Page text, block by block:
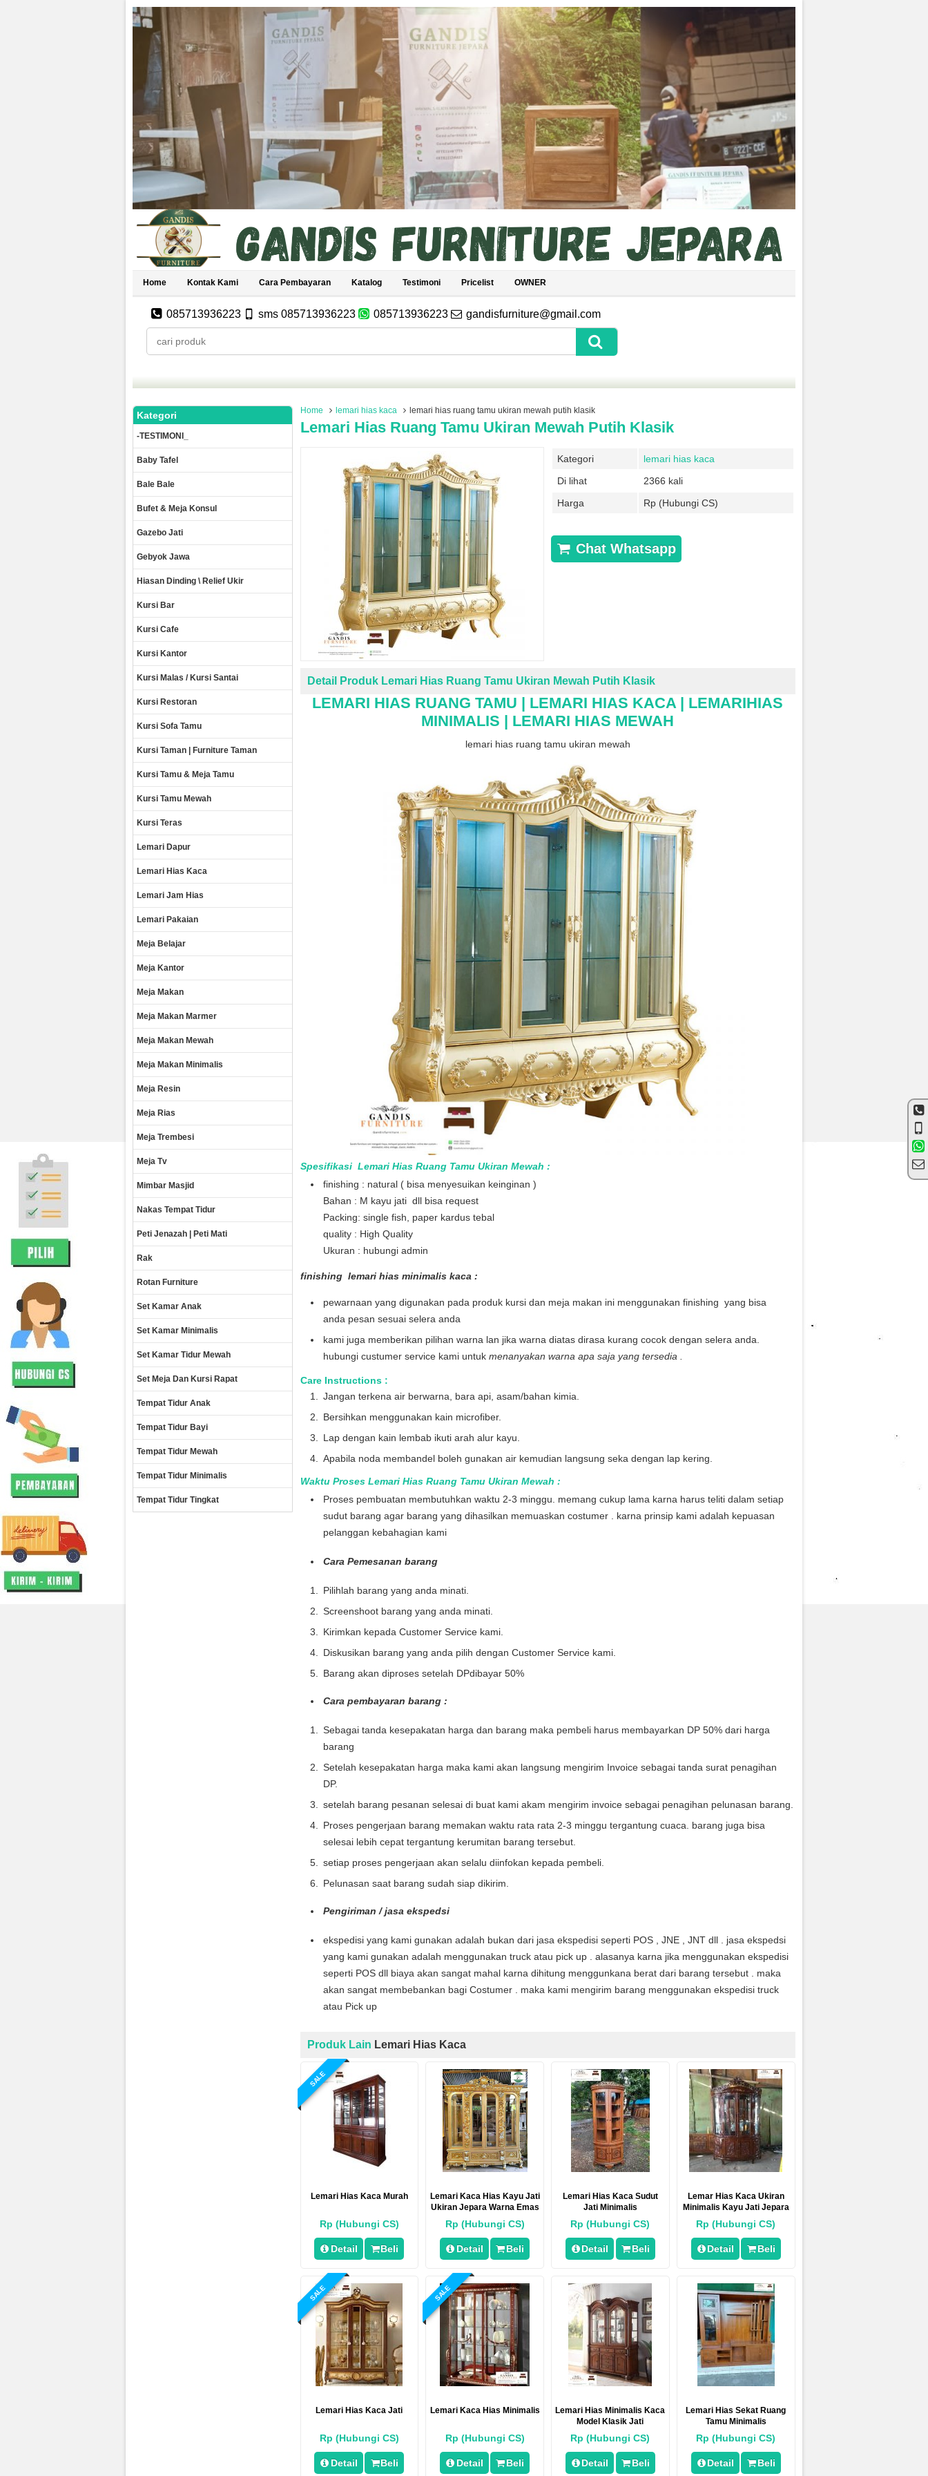
Home Kontak Kami Cara Pembayaran Katalog Testimoni Pricelist OWNER
085713936223 sms 085713936223 085713936223 gandisfurniture@gmail.com
Home lemari hias kaca lemari hias ruang tamu ukiran mewah putih klasik
Lemari Hias Ruang Tamu Ukiran Mewah Putih Klasik
Kategori
lemari hias kaca
Di lihat
2366 kali
Harga
Rp (Hubungi CS)
Chat Whatsapp
Detail Produk Lemari Hias Ruang Tamu Ukiran Mewah Putih Klasik
LEMARI HIAS RUANG TAMU | LEMARI HIAS KACA | LEMARIHIAS
MINIMALIS | LEMARI HIAS MEWAH
lemari hias ruang tamu ukiran mewah
Spesifikasi Lemari Hias Ruang Tamu Ukiran Mewah :
finishing : natural ( bisa menyesuikan keinginan )
Bahan : M kayu jati dll bisa request
Packing: single fish, paper kardus tebal
quality : High Quality
Ukuran : hubungi admin
finishing lemari hias minimalis kaca :
pewarnaan yang digunakan pada produk kursi dan meja makan ini menggunakan finishing yang bisa
anda pesan sesuai selera anda
kami juga memberikan pilihan warna lan jika warna diatas dirasa kurang cocok dengan selera anda.
hubungi custumer service kami untuk menanyakan warna apa saja yang tersedia .
Care Instructions :
Jangan terkena air berwarna, bara api, asam/bahan kimia.
Bersihkan menggunakan kain microfiber.
Lap dengan kain lembab ikuti arah alur kayu.
Apabila noda membandel boleh gunakan air kemudian langsung seka dengan lap kering.
Waktu Proses Lemari Hias Ruang Tamu Ukiran Mewah :
Proses pembuatan membutuhkan waktu 2-3 minggu. memang cukup lama karna harus teliti dalam setiap
sudut barang agar barang yang dihasilkan memuaskan costumer . karna prinsip kami adalah kepuasan
pelanggan kebahagian kami
Cara Pemesanan barang
Pilihlah barang yang anda minati.
Screenshoot barang yang anda minati.
Kirimkan kepada Customer Service kami.
Diskusikan barang yang anda pilih dengan Customer Service kami.
Barang akan diproses setelah DPdibayar 50%
Cara pembayaran barang :
Sebagai tanda kesepakatan harga dan barang maka pembeli harus membayarkan DP 50% dari harga
barang
Setelah kesepakatan harga maka kami akan langsung mengirim Invoice sebagai tanda surat penagihan
DP.
setelah barang pesanan selesai di buat kami akam mengirim invoice sebagai penagihan pelunasan barang.
Proses pengerjaan barang memakan waktu rata rata 2-3 minggu tergantung cuaca. barang juga bisa
selesai lebih cepat tergantung kerumitan barang tersebut.
setiap proses pengerjaan akan selalu diinfokan kepada pembeli.
Pelunasan saat barang sudah siap dikirim.
Pengiriman / jasa ekspedsi
ekspedisi yang kami gunakan adalah bukan dari jasa ekspedisi seperti POS , JNE , JNT dll . jasa ekspedsi
yang kami gunakan adalah menggunakan truck atau pick up . alasanya karna jika menggunakan ekspedisi
seperti POS dll biaya akan sangat mahal karna dihitung menggunkana berat dari barang tersebut . maka
akan sangat membebankan bagi Costumer . maka kami mengirim barang menggunakan ekspedisi truck
atau Pick up
Produk Lain Lemari Hias Kaca
SALE
Lemari Hias Kaca Murah
Rp (Hubungi CS)
Detail Beli
Lemari Kaca Hias Kayu Jati
Ukiran Jepara Warna Emas
Rp (Hubungi CS)
Detail Beli
Lemari Hias Kaca Sudut
Jati Minimalis
Rp (Hubungi CS)
Detail Beli
Lemar Hias Kaca Ukiran
Minimalis Kayu Jati Jepara
Rp (Hubungi CS)
Detail Beli
SALE
Lemari Hias Kaca Jati
Rp (Hubungi CS)
Detail Beli
SALE
Lemari Kaca Hias Minimalis
Rp (Hubungi CS)
Detail Beli
Lemari Hias Minimalis Kaca
Model Klasik Jati
Rp (Hubungi CS)
Detail Beli
Lemari Hias Sekat Ruang
Tamu Minimalis
Rp (Hubungi CS)
Detail Beli
Kategori
-TESTIMONI_
Baby Tafel
Bale Bale
Bufet & Meja Konsul
Gazebo Jati
Gebyok Jawa
Hiasan Dinding \ Relief Ukir
Kursi Bar
Kursi Cafe
Kursi Kantor
Kursi Malas / Kursi Santai
Kursi Restoran
Kursi Sofa Tamu
Kursi Taman | Furniture Taman
Kursi Tamu & Meja Tamu
Kursi Tamu Mewah
Kursi Teras
Lemari Dapur
Lemari Hias Kaca
Lemari Jam Hias
Lemari Pakaian
Meja Belajar
Meja Kantor
Meja Makan
Meja Makan Marmer
Meja Makan Mewah
Meja Makan Minimalis
Meja Resin
Meja Rias
Meja Trembesi
Meja Tv
Mimbar Masjid
Nakas Tempat Tidur
Peti Jenazah | Peti Mati
Rak
Rotan Furniture
Set Kamar Anak
Set Kamar Minimalis
Set Kamar Tidur Mewah
Set Meja Dan Kursi Rapat
Tempat Tidur Anak
Tempat Tidur Bayi
Tempat Tidur Mewah
Tempat Tidur Minimalis
Tempat Tidur Tingkat